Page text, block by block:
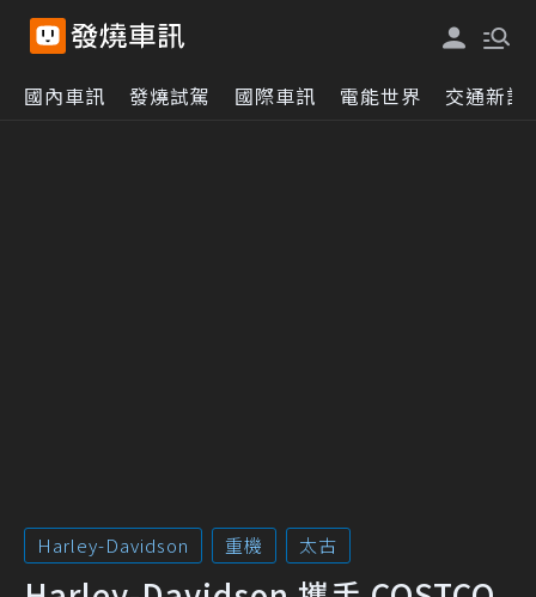
國內車訊 發燒試駕 國際車訊 電能世界 交通新訊
Harley-Davidson 重機 太古